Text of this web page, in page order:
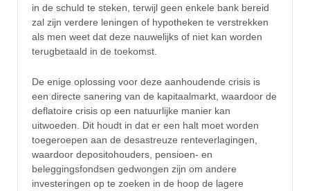
in de schuld te steken, terwijl geen enkele bank bereid
zal zijn verdere leningen of hypotheken te verstrekken
als men weet dat deze nauwelijks of niet kan worden
terugbetaald in de toekomst.
De enige oplossing voor deze aanhoudende crisis is
een directe sanering van de kapitaalmarkt, waardoor de
deflatoire crisis op een natuurlijke manier kan
uitwoeden. Dit houdt in dat er een halt moet worden
toegeroepen aan de desastreuze renteverlagingen,
waardoor depositohouders, pensioen- en
beleggingsfondsen gedwongen zijn om andere
investeringen op te zoeken in de hoop de lagere